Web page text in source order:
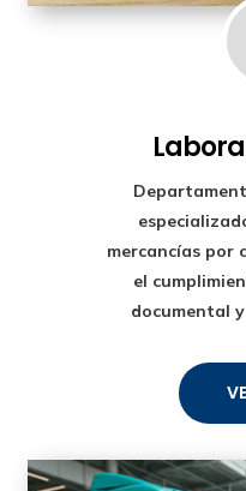
mercancías por
el
documental